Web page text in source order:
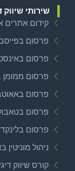
שירותי שיווק
קידום אתרים
פרסום
פרסום
פרסום ממומן
פרסום
פרסום
פרסום
ניהול מוניטין
קורס שיווק